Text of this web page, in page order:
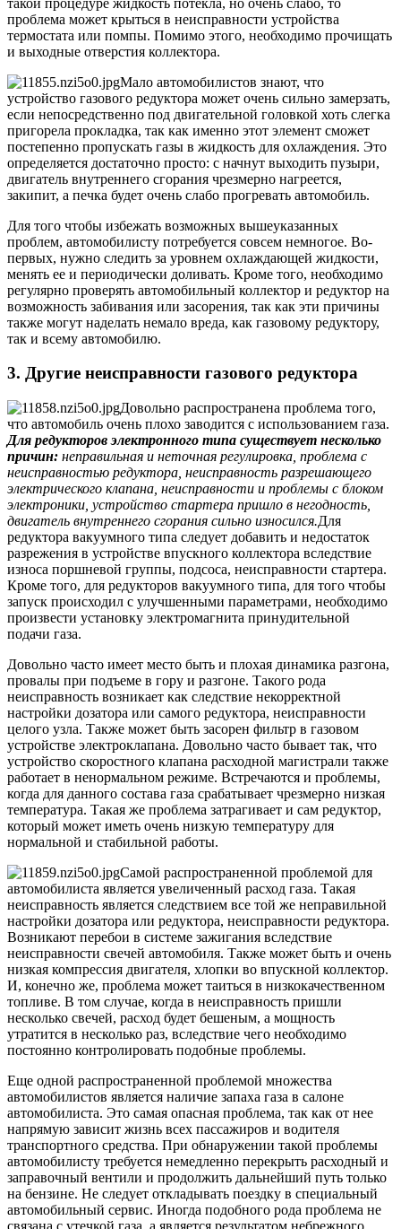
проблема может крыться в неисправности устройства
термостата или помпы. Помимо этого, необходимо прочищать
и выходные отверстия коллектора.
Мало автомобилистов знают, что
устройство газового редуктора может очень сильно замерзать,
если непосредственно под двигательной головкой хоть слегка
пригорела прокладка, так как именно этот элемент сможет
постепенно пропускать газы в жидкость для охлаждения. Это
определяется достаточно просто: с начнут выходить пузыри,
двигатель внутреннего сгорания чрезмерно нагреется,
закипит, а печка будет очень слабо прогревать автомобиль.
Для того чтобы избежать возможных вышеуказанных
проблем, автомобилисту потребуется совсем немногое. Во-
первых, нужно следить за уровнем охлаждающей жидкости,
менять ее и периодически доливать. Кроме того, необходимо
регулярно проверять автомобильный коллектор и редуктор на
возможность забивания или засорения, так как эти причины
также могут наделать немало вреда, как газовому редуктору,
так и всему автомобилю.
3. Другие неисправности газового редуктора
Довольно распространена проблема того,
что автомобиль очень плохо заводится с использованием газа.
Для редукторов электронного типа существует несколько
причин: неправильная и неточная регулировка, проблема с
неисправностью редуктора, неисправность разрешающего
электрического клапана, неисправности и проблемы с блоком
электроники, устройство стартера пришло в негодность,
двигатель внутреннего сгорания сильно износился.Для
редуктора вакуумного типа следует добавить и недостаток
разрежения в устройстве впускного коллектора вследствие
износа поршневой группы, подсоса, неисправности стартера.
Кроме того, для редукторов вакуумного типа, для того чтобы
запуск происходил с улучшенными параметрами, необходимо
произвести установку электромагнита принудительной
подачи газа.
Довольно часто имеет место быть и плохая динамика разгона,
провалы при подъеме в гору и разгоне. Такого рода
неисправность возникает как следствие некорректной
настройки дозатора или самого редуктора, неисправности
целого узла. Также может быть засорен фильтр в газовом
устройстве электроклапана. Довольно часто бывает так, что
устройство скоростного клапана расходной магистрали также
работает в ненормальном режиме. Встречаются и проблемы,
когда для данного состава газа срабатывает чрезмерно низкая
температура. Такая же проблема затрагивает и сам редуктор,
который может иметь очень низкую температуру для
нормальной и стабильной работы.
Самой распространенной проблемой для
автомобилиста является увеличенный расход газа. Такая
неисправность является следствием все той же неправильной
настройки дозатора или редуктора, неисправности редуктора.
Возникают перебои в системе зажигания вследствие
неисправности свечей автомобиля. Также может быть и очень
низкая компрессия двигателя, хлопки во впускной коллектор.
И, конечно же, проблема может таиться в низкокачественном
топливе. В том случае, когда в неисправность пришли
несколько свечей, расход будет бешеным, а мощность
утратится в несколько раз, вследствие чего необходимо
постоянно контролировать подобные проблемы.
Еще одной распространенной проблемой множества
автомобилистов является наличие запаха газа в салоне
автомобилиста. Это самая опасная проблема, так как от нее
напрямую зависит жизнь всех пассажиров и водителя
транспортного средства. При обнаружении такой проблемы
автомобилисту требуется немедленно перекрыть расходный и
заправочный вентили и продолжить дальнейший путь только
на бензине. Не следует откладывать поездку в специальный
автомобильный сервис. Иногда подобного рода проблема не
связана с утечкой газа, а является результатом небрежного